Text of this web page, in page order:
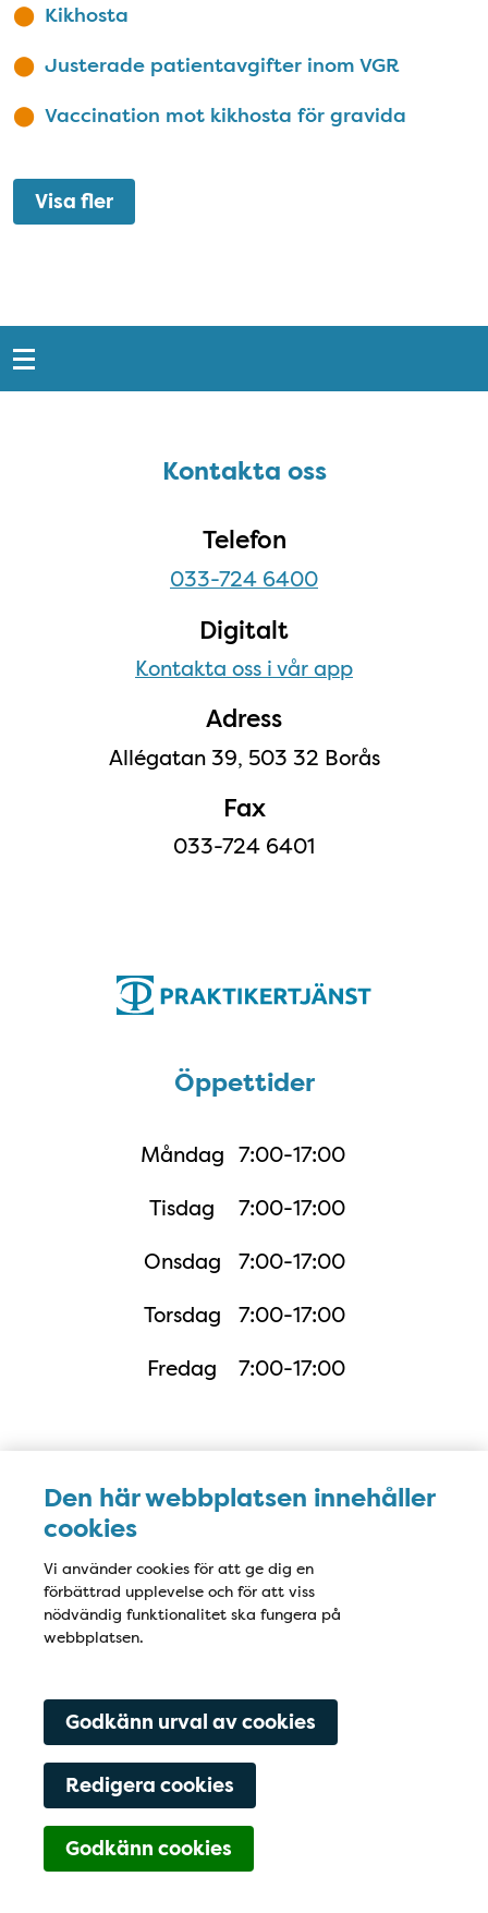
Den här webbplatsen innehåller
cookies
Vi använder cookies för att ge dig en
förbättrad upplevelse och för att viss
nödvändig funktionalitet ska fungera på
webbplatsen.
Godkänn urval av cookies
Redigera cookies
Godkänn cookies
Kikhosta
Justerade patientavgifter inom VGR
Vaccination mot kikhosta för gravida
Visa fler
Snabblänkar
Kontakta ossKontakta oss
Telefon
033-724 6400
Digitalt
Kontakta oss i vår app
Adress
Allégatan 39, 503 32 Borås
Fax
033-724 6401
Öppettider
Måndag 7:00-17:00
Tisdag
7:00-17:00
Onsdag
7:00-17:00
Torsdag
7:00-17:00
Fredag
7:00-17:00
Karta